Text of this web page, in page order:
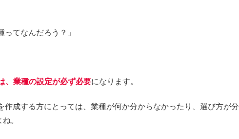
ってなんだろう？」
、業種の設定が必ず必要になります。
作成する方にとっては、業種が何か分からなかったり、選び方が分
。